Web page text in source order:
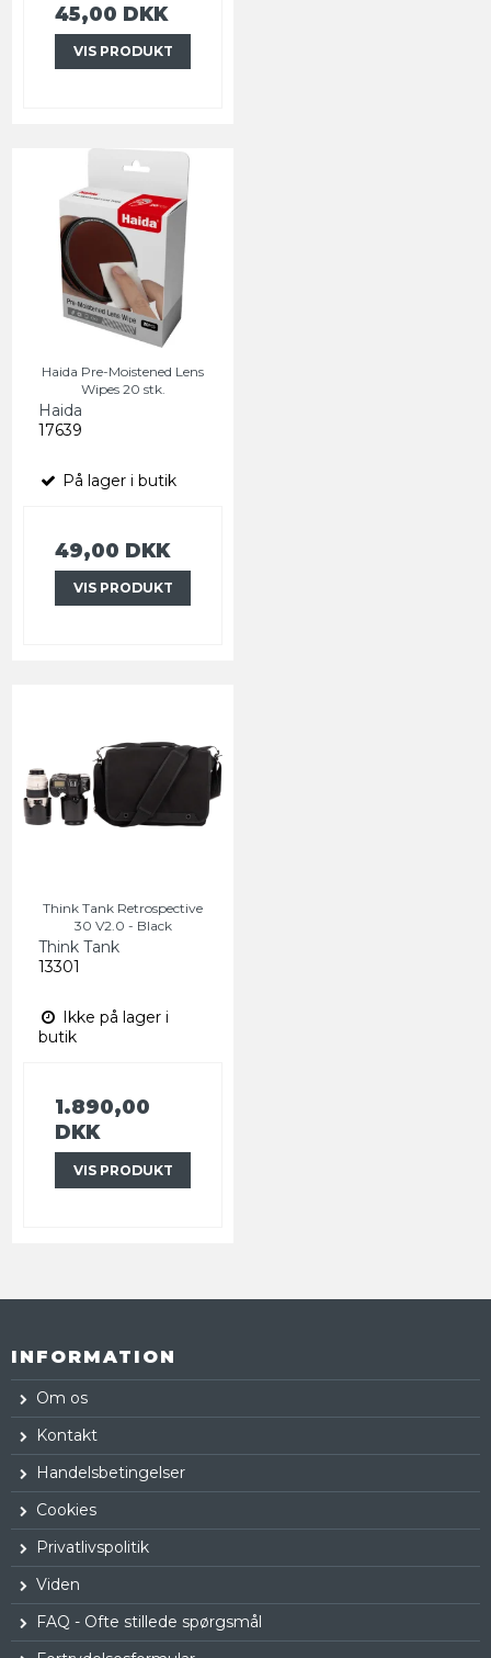
45,00 DKK
VIS PRODUKT
Haida Pre-Moistened Lens
Wipes 20 stk.
Haida
17639
På lager i butik
49,00 DKK
VIS PRODUKT
Think Tank Retrospective
30 V2.0 - Black
Think Tank
13301
Ikke på lager i
butik
1.890,00
DKK
VIS PRODUKT
INFORMATION
Om os
Kontakt
Handelsbetingelser
Cookies
Privatlivspolitik
Viden
FAQ - Ofte stillede spørgsmål